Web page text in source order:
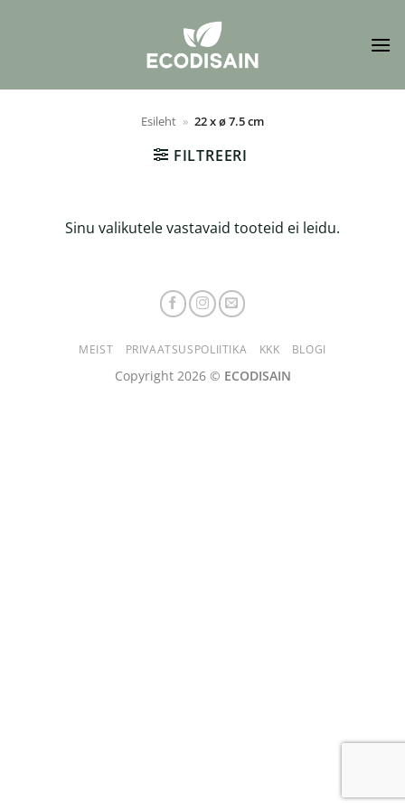
Esileht » 22 x ø 7.5 cm
FILTREERI
Sinu valikutele vastavaid tooteid ei leidu.
MEIST PRIVAATSUSPOLIITIKA KKK BLOGI
Copyright 2026 © ECODISAIN